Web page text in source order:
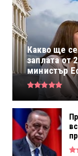
Какво ще
заплата от
министър